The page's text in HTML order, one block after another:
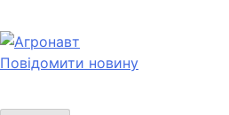
до
вмісту
Новини українського агробізнесу
Повідомити новину